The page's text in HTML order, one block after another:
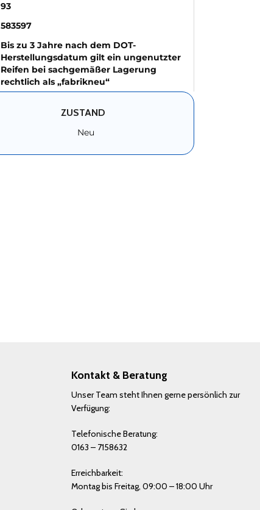
93
583597
Bis zu 3 Jahre nach dem DOT-
Herstellungsdatum gilt ein ungenutzter
Reifen bei sachgemäßer Lagerung
rechtlich als „fabrikneu“
ZUSTAND
Neu
Kontakt & Beratung
Unser Team steht Ihnen gerne persönlich zur
Verfügung:
Telefonische Beratung:
0163 – 7158632
Erreichbarkeit:
Montag bis Freitag, 09:00 – 18:00 Uhr